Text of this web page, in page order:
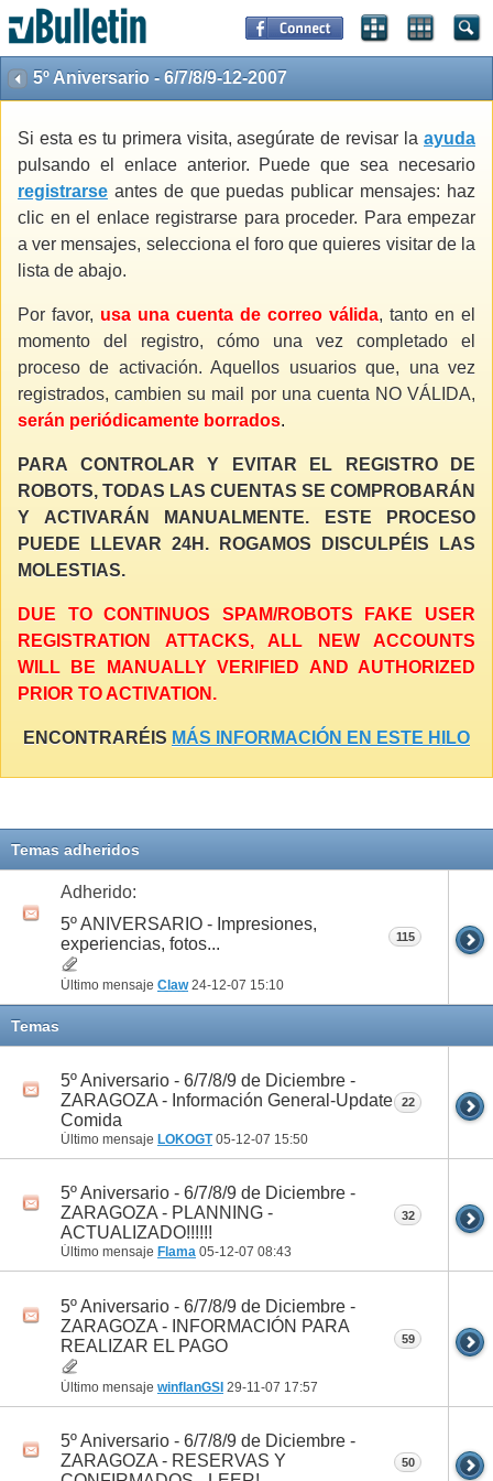
5º Aniversario - 6/7/8/9-12-2007
Si esta es tu primera visita, asegúrate de revisar la ayuda
pulsando el enlace anterior. Puede que sea necesario
registrarse antes de que puedas publicar mensajes: haz
clic en el enlace registrarse para proceder. Para empezar
a ver mensajes, selecciona el foro que quieres visitar de la
lista de abajo.
Por favor, usa una cuenta de correo válida, tanto en el
momento del registro, cómo una vez completado el
proceso de activación. Aquellos usuarios que, una vez
registrados, cambien su mail por una cuenta NO VÁLIDA,
serán periódicamente borrados.
PARA CONTROLAR Y EVITAR EL REGISTRO DE
ROBOTS, TODAS LAS CUENTAS SE COMPROBARÁN
Y ACTIVARÁN MANUALMENTE. ESTE PROCESO
PUEDE LLEVAR 24H. ROGAMOS DISCULPÉIS LAS
MOLESTIAS.
DUE TO CONTINUOS SPAM/ROBOTS FAKE USER
REGISTRATION ATTACKS, ALL NEW ACCOUNTS
WILL BE MANUALLY VERIFIED AND AUTHORIZED
PRIOR TO ACTIVATION.
ENCONTRARÉIS MÁS INFORMACIÓN EN ESTE HILO
Temas adheridos
Adherido:
5º ANIVERSARIO - Impresiones,
experiencias, fotos...
Último mensaje Claw24-12-07 15:10
115
Temas
5º Aniversario - 6/7/8/9 de Diciembre -
ZARAGOZA - Información General-Update
Comida
Último mensaje LOKOGT05-12-07 15:50
22
5º Aniversario - 6/7/8/9 de Diciembre -
ZARAGOZA - PLANNING -
ACTUALIZADO!!!!!!
Último mensaje Flama 05-12-07 08:43
32
5º Aniversario - 6/7/8/9 de Diciembre -
ZARAGOZA - INFORMACIÓN PARA
REALIZAR EL PAGO
Último mensaje winflanGSI 29-11-07 17:57
59
5º Aniversario - 6/7/8/9 de Diciembre -
ZARAGOZA - RESERVAS Y
50